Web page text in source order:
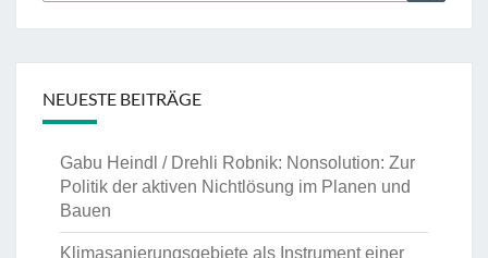
NEUESTE BEITRÄGE
Gabu Heindl / Drehli Robnik: Nonsolution: Zur
Politik der aktiven Nichtlösung im Planen und
Bauen
Klimasanierungsgebiete als Instrument einer